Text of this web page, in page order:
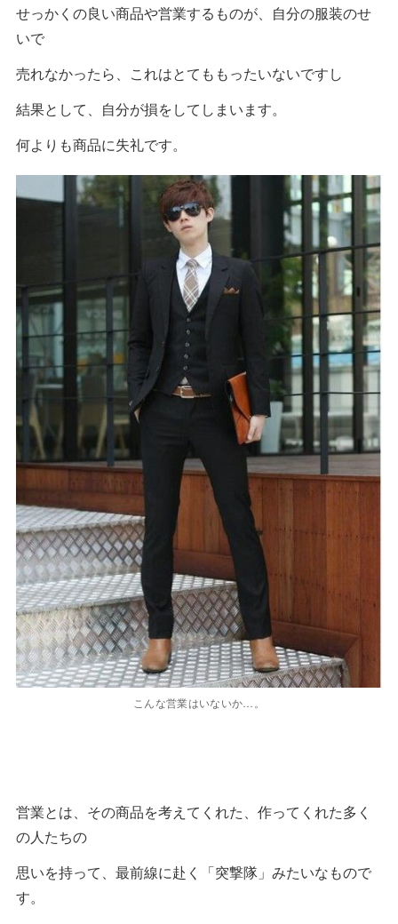
せっかくの良い商品や営業するものが、自分の服装のせ
いで
売れなかったら、これはとてももったいないですし
結果として、自分が損をしてしまいます。
何よりも商品に失礼です。
こんな営業はいないか…。
営業とは、その商品を考えてくれた、作ってくれた多く
の人たちの
思いを持って、最前線に赴く「突撃隊」みたいなもので
す。